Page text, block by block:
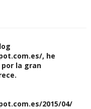
, he
la gran
2015/04/